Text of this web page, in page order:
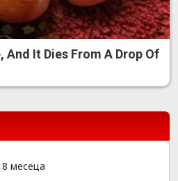
And It Dies From A Drop Of
месеца